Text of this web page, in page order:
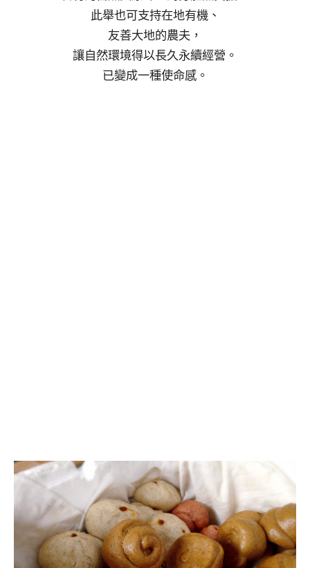
此舉也可支持在地有機、
友善大地的農夫，
讓自然環境得以長久永續經營。
已變成一種使命感。